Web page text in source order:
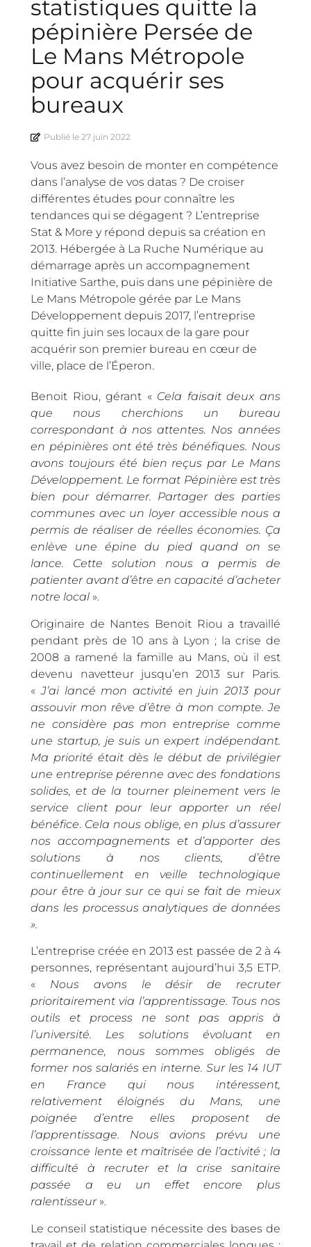
statistiques quitte la
pépinière Persée de
Le Mans Métropole
pour acquérir ses
bureaux
Publié le 27 juin 2022
Vous avez besoin de monter en compétence
dans l’analyse de vos datas ? De croiser
différentes études pour connaître les
tendances qui se dégagent ? L’entreprise
Stat & More y répond depuis sa création en
2013. Hébergée à La Ruche Numérique au
démarrage après un accompagnement
Initiative Sarthe, puis dans une pépinière de
Le Mans Métropole gérée par Le Mans
Développement depuis 2017, l’entreprise
quitte fin juin ses locaux de la gare pour
acquérir son premier bureau en cœur de
ville, place de l’Éperon.
Benoit Riou, gérant « Cela faisait deux ans
que nous cherchions un bureau
correspondant à nos attentes. Nos années
en pépinières ont été très bénéfiques. Nous
avons toujours été bien reçus par Le Mans
Développement. Le format Pépinière est très
bien pour démarrer. Partager des parties
communes avec un loyer accessible nous a
permis de réaliser de réelles économies. Ça
enlève une épine du pied quand on se
lance. Cette solution nous a permis de
patienter avant d’être en capacité d’acheter
notre local ».
Originaire de Nantes Benoit Riou a travaillé
pendant près de 10 ans à Lyon ; la crise de
2008 a ramené la famille au Mans, où il est
devenu navetteur jusqu’en 2013 sur Paris.
«J’ai lancé mon activité en juin 2013 pour
assouvir mon rêve d’être à mon compte. Je
ne considère pas mon entreprise comme
une startup, je suis un expert indépendant.
Ma priorité était dès le début de privilégier
une entreprise pérenne avec des fondations
solides, et de la tourner pleinement vers le
service client pour leur apporter un réel
bénéfice. Cela nous oblige, en plus d’assurer
nos accompagnements et d’apporter des
solutions à nos clients, d’être
continuellement en veille technologique
pour être à jour sur ce qui se fait de mieux
dans les processus analytiques de données
».
L’entreprise créée en 2013 est passée de 2 à 4
personnes, représentant aujourd’hui 3,5 ETP.
« Nous avons le désir de recruter
prioritairement via l’apprentissage. Tous nos
outils et process ne sont pas appris à
l’université. Les solutions évoluant en
permanence, nous sommes obligés de
former nos salariés en interne. Sur les 14 IUT
en France qui nous intéressent,
relativement éloignés du Mans, une
poignée d’entre elles proposent de
l’apprentissage. Nous avions prévu une
croissance lente et maîtrisée de l’activité ; la
difficulté à recruter et la crise sanitaire
passée a eu un effet encore plus
ralentisseur».
Le conseil statistique nécessite des bases de